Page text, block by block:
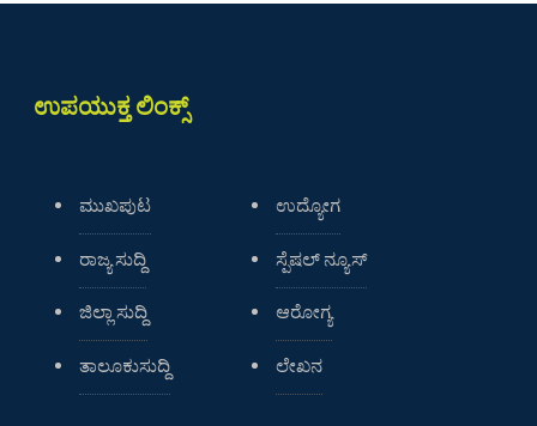
ಉಪಯುಕ್ತ ಲಿಂಕ್ಸ್
ಮುಖಪುಟ
ರಾಜ್ಯ ಸುದ್ದಿ
ಜಿಲ್ಲಾ ಸುದ್ದಿ
ತಾಲೂಕುಸುದ್ದಿ
ಉದ್ಯೋಗ
ಸ್ಪೆಷಲ್ ನ್ಯೂಸ್
ಆರೋಗ್ಯ
ಲೇಖನ